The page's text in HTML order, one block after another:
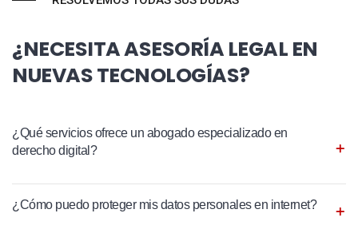
¿NECESITA ASESORÍA LEGAL EN
NUEVAS TECNOLOGÍAS?
¿Qué servicios ofrece un abogado especializado en
derecho digital?
¿Cómo puedo proteger mis datos personales en internet?